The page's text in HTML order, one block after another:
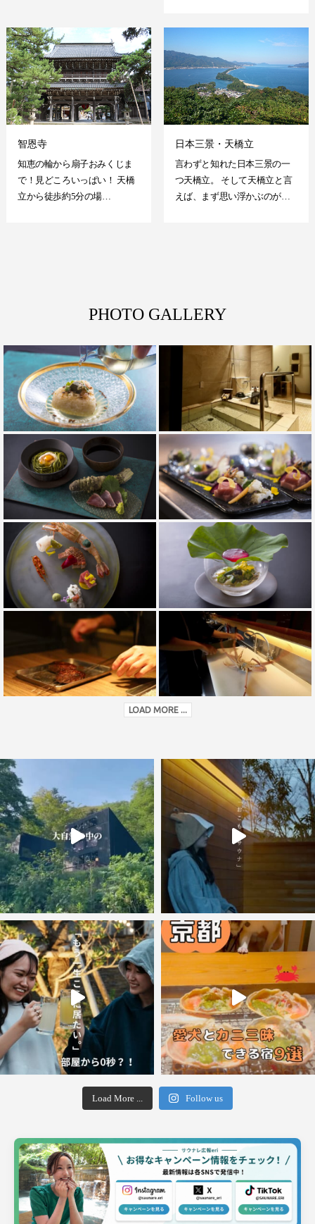
智恩寺
知恵の輪から扇子おみくじま
で！見どころいっぱい！ 天橋
立から徒歩約5分の場…
日本三景・天橋立
言わずと知れた日本三景の一
つ天橋立。 そして天橋立と言
えば、まず思い浮かぶのが…
PHOTO GALLERY
LOAD MORE ...
Load More ... Follow us